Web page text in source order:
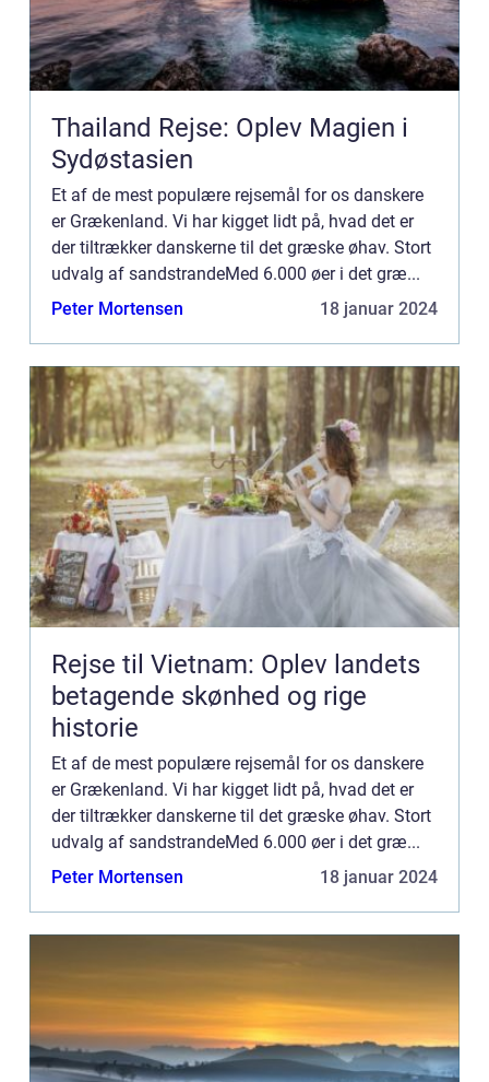
Thailand Rejse: Oplev Magien i
Sydøstasien
Et af de mest populære rejsemål for os danskere
er Grækenland. Vi har kigget lidt på, hvad det er
der tiltrækker danskerne til det græske øhav. Stort
udvalg af sandstrandeMed 6.000 øer i det græ...
Peter Mortensen
18 januar 2024
Rejse til Vietnam: Oplev landets
betagende skønhed og rige
historie
Et af de mest populære rejsemål for os danskere
er Grækenland. Vi har kigget lidt på, hvad det er
der tiltrækker danskerne til det græske øhav. Stort
udvalg af sandstrandeMed 6.000 øer i det græ...
Peter Mortensen
18 januar 2024